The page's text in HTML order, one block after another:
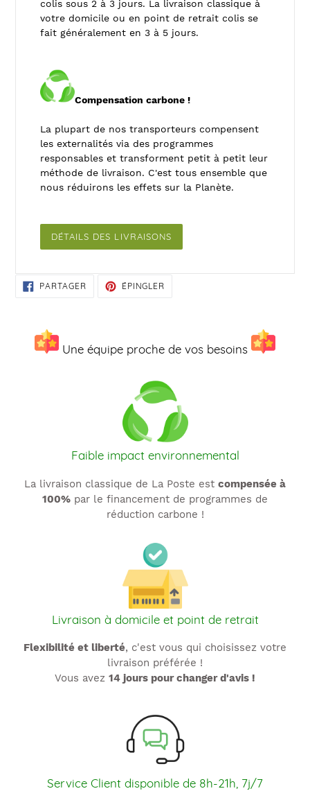
colis sous 2 à 3 jours. La livraison classique à
votre domicile ou en point de retrait colis se
fait généralement en 3 à 5 jours.
Compensation carbone !
La plupart de nos transporteurs compensent
les externalités via des programmes
responsables et transforment petit à petit leur
méthode de livraison. C'est tous ensemble que
nous réduirons les effets sur la Planète.
DÉTAILS DES LIVRAISONS
PARTAGER PARTAGER
SUR
ÉPINGLER
Une équipe proche de vos besoins
Faible impact environnemental
La livraison classique de La Poste est compensée à
100% par le financement de programmes de
réduction carbone !
Livraison à domicile et point de retrait
Flexibilité et liberté, c'est vous qui choisissez votre
livraison préférée !
Vous avez 14 jours pour changer d'avis !
Service Client disponible de 8h-21h, 7j/7